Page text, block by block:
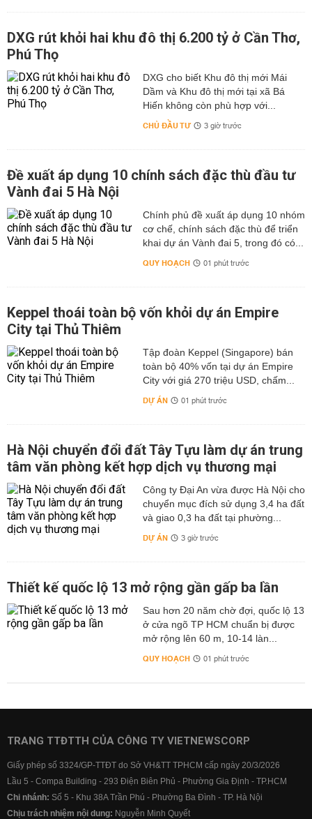
DXG rút khỏi hai khu đô thị 6.200 tỷ ở Cần Thơ,
Phú Thọ
DXG cho biết Khu đô thị mới Mái
Dầm và Khu đô thị mới tại xã Bá
Hiến không còn phù hợp với...
CHỦ ĐẦU TƯ 3 giờ trước
Đề xuất áp dụng 10 chính sách đặc thù đầu tư
Vành đai 5 Hà Nội
Chính phủ đề xuất áp dụng 10 nhóm
cơ chế, chính sách đặc thù để triển
khai dự án Vành đai 5, trong đó có...
QUY HOẠCH 01 phút trước
Keppel thoái toàn bộ vốn khỏi dự án Empire
City tại Thủ Thiêm
Tập đoàn Keppel (Singapore) bán
toàn bộ 40% vốn tại dự án Empire
City với giá 270 triệu USD, chấm...
DỰ ÁN 01 phút trước
Hà Nội chuyển đổi đất Tây Tựu làm dự án trung
tâm văn phòng kết hợp dịch vụ thương mại
Công ty Đại An vừa được Hà Nội cho
chuyển mục đích sử dụng 3,4 ha đất
và giao 0,3 ha đất tại phường...
DỰ ÁN 3 giờ trước
Thiết kế quốc lộ 13 mở rộng gần gấp ba lần
Sau hơn 20 năm chờ đợi, quốc lộ 13
ở cửa ngõ TP HCM chuẩn bị được
mở rộng lên 60 m, 10-14 làn...
QUY HOẠCH 01 phút trước
TRANG TTĐTTH CỦA CÔNG TY VIETNEWSCORP
Giấy phép số 3324/GP-TTĐT do Sở VH&TT TPHCM cấp ngày 20/3/2026
Lầu 5 - Compa Building - 293 Điện Biên Phủ - Phường Gia Định - TP.HCM
Chi nhánh: Số 5 - Khu 38A Trần Phú - Phường Ba Đình - TP. Hà Nội
Chịu trách nhiệm nội dung: Nguyễn Minh Quyết